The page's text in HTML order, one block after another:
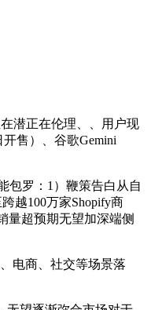
潜正在伦理、、用户现
售）、谷歌Gemini
罗：1）鞭策告白从自
越100万家Shopify商
量超预期无望加深端侧
电商、社交等场景落